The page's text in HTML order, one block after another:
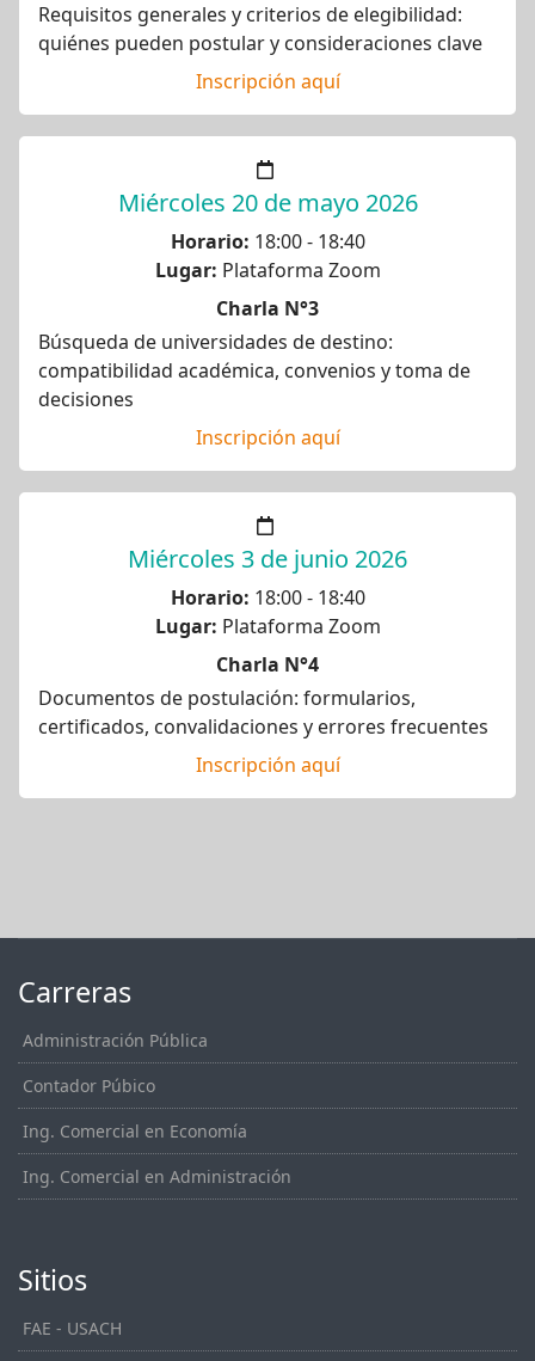
Requisitos generales y criterios de elegibilidad:
quiénes pueden postular y consideraciones clave
Inscripción aquí
Miércoles 20 de mayo 2026
Horario: 18:00 - 18:40
Lugar: Plataforma Zoom
Charla N°3
Búsqueda de universidades de destino:
compatibilidad académica, convenios y toma de
decisiones
Inscripción aquí
Miércoles 3 de junio 2026
Horario: 18:00 - 18:40
Lugar: Plataforma Zoom
Charla N°4
Documentos de postulación: formularios,
certificados, convalidaciones y errores frecuentes
Inscripción aquí
Carreras
Administración Pública
Contador Púbico
Ing. Comercial en Economía
Ing. Comercial en Administración
Sitios
FAE - USACH